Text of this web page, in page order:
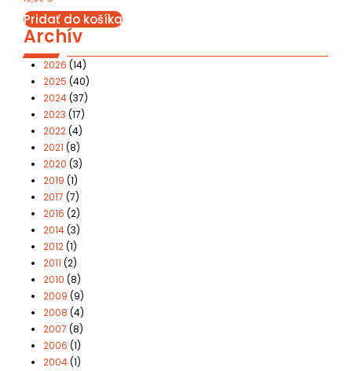
Pridať do košíka
Archív
2026 (14)
2025 (40)
2024(37)
2023 (17)
2022(4)
2021 (8)
2020 (3)
2019 (1)
2017 (7)
2016 (2)
2014(3)
2012(1)
2011 (2)
2010 (8)
2009 (9)
2008 (4)
2007 (8)
2006 (1)
2004(1)